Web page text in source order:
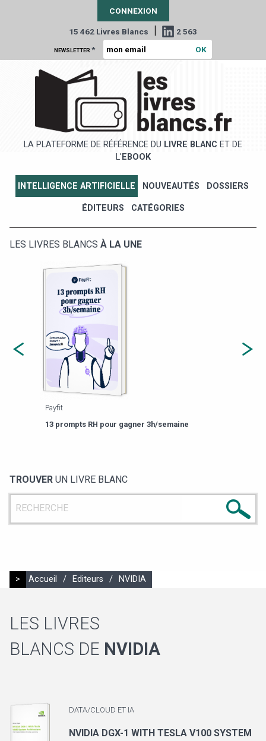
CONNEXION
15 462 Livres Blancs | 2 563
NEWSLETTER *
LA PLATEFORME DE RÉFÉRENCE DU LIVRE BLANC ET DE
L' EBOOK
INTELLIGENCE ARTIFICIELLE NOUVEAUTÉS DOSSIERS
ÉDITEURS CATÉGORIES
LES LIVRES BLANCS À LA UNE
Payfit
13 prompts RH pour gagner 3h/semaine
TROUVER UN LIVRE BLANC
> Accueil / Editeurs / NVIDIA
LES LIVRES
BLANCS DE NVIDIA
DATA/CLOUD ET IA
NVIDIA DGX-1 WITH TESLA V100 SYSTEM